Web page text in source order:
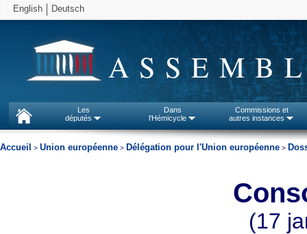
English Deutsch
Les
députés
Dans
l'Hémicycle
Commissions et
autres instances
Accueil > Union européenne > Délégation pour l'Union européenne >
(17